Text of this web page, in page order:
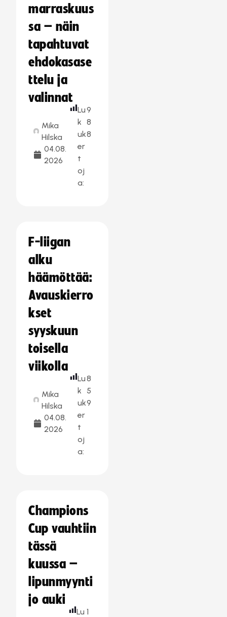
marraskuus
sa – näin
tapahtuvat
ehdokasase
ttelu ja
valinnat
Mika
Hilska
04.08.
2026
Lu
k
uk
er
t
oj
a:
9
8
8
F-liigan
alku
häämöttää:
Avauskierro
kset
syyskuun
toisella
viikolla
Mika
Hilska
04.08.
2026
Lu
k
uk
er
t
oj
a:
8
5
9
Champions
Cup vauhtiin
tässä
kuussa –
lipunmyynti
jo auki
Lu 1